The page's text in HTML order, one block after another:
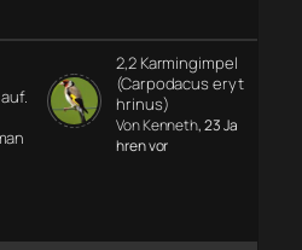
2,2 Karmingimpel
(Carpodacus eryt
hrinus)
Von Kenneth, 23 Ja
hren vor